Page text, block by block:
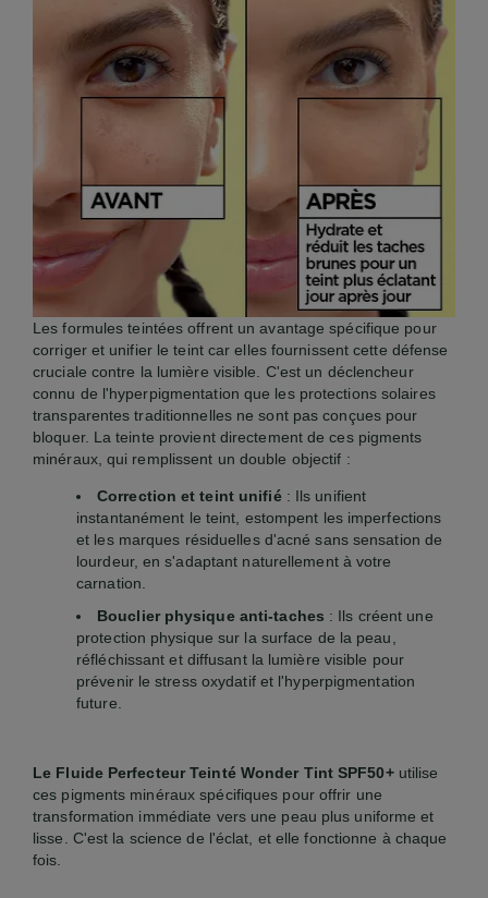
Les formules teintées offrent un avantage spécifique pour
corriger et unifier le teint car elles fournissent cette défense
cruciale contre la lumière visible. C'est un déclencheur
connu de l'hyperpigmentation que les protections solaires
transparentes traditionnelles ne sont pas conçues pour
bloquer. La teinte provient directement de ces pigments
minéraux, qui remplissent un double objectif :
Correction et teint unifié: Ils unifient
instantanément le teint, estompent les imperfections
et les marques résiduelles d'acné sans sensation de
lourdeur, en s'adaptant naturellement à votre
carnation.
Bouclier physique anti-taches : Ils créent une
protection physique sur la surface de la peau,
réfléchissant et diffusant la lumière visible pour
prévenir le stress oxydatif et l'hyperpigmentation
future.
Le Fluide Perfecteur Teinté Wonder Tint SPF50+utilise
ces pigments minéraux spécifiques pour offrir une
transformation immédiate vers une peau plus uniforme et
lisse. C'est la science de l'éclat, et elle fonctionne à chaque
fois.